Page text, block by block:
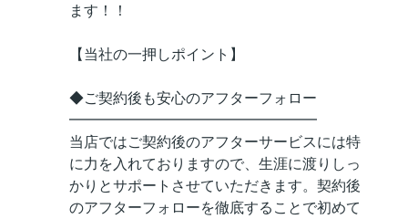
ます！！
【当社の一押しポイント】
◆ご契約後も安心のアフターフォロー
━━━━━━━━━━━━━━━━━
当店ではご契約後のアフターサービスには特
に力を入れておりますので、生涯に渡りしっ
かりとサポートさせていただきます。契約後
のアフターフォローを徹底することで初めて